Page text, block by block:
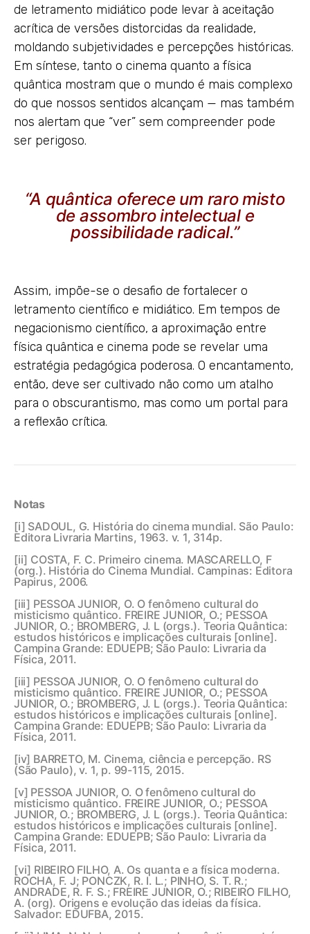
de letramento midiático pode levar à aceitação
acrítica de versões distorcidas da realidade,
moldando subjetividades e percepções históricas.
Em síntese, tanto o cinema quanto a física
quântica mostram que o mundo é mais complexo
do que nossos sentidos alcançam — mas também
nos alertam que “ver” sem compreender pode
ser perigoso.
“A quântica oferece um raro misto
de assombro intelectual e
possibilidade radical.”
Assim, impõe-se o desafio de fortalecer o
letramento científico e midiático. Em tempos de
negacionismo científico, a aproximação entre
física quântica e cinema pode se revelar uma
estratégia pedagógica poderosa. O encantamento,
então, deve ser cultivado não como um atalho
para o obscurantismo, mas como um portal para
a reflexão crítica.
Notas
[i] SADOUL, G. História do cinema mundial. São Paulo:
Editora Livraria Martins, 1963. v. 1, 314p.
[ii] COSTA, F. C. Primeiro cinema. MASCARELLO, F
(org.). História do Cinema Mundial. Campinas: Editora
Papirus, 2006.
[iii] PESSOA JUNIOR, O. O fenômeno cultural do
misticismo quântico. FREIRE JUNIOR, O.; PESSOA
JUNIOR, O.; BROMBERG, J. L (orgs.). Teoria Quântica:
estudos históricos e implicações culturais [online].
Campina Grande: EDUEPB; São Paulo: Livraria da
Física, 2011.
[iii] PESSOA JUNIOR, O. O fenômeno cultural do
misticismo quântico. FREIRE JUNIOR, O.; PESSOA
JUNIOR, O.; BROMBERG, J. L (orgs.). Teoria Quântica:
estudos históricos e implicações culturais [online].
Campina Grande: EDUEPB; São Paulo: Livraria da
Física, 2011.
[iv] BARRETO, M. Cinema, ciência e percepção. RS
(São Paulo), v. 1, p. 99-115, 2015.
[v] PESSOA JUNIOR, O. O fenômeno cultural do
misticismo quântico. FREIRE JUNIOR, O.; PESSOA
JUNIOR, O.; BROMBERG, J. L (orgs.). Teoria Quântica:
estudos históricos e implicações culturais [online].
Campina Grande: EDUEPB; São Paulo: Livraria da
Física, 2011.
[vi] RIBEIRO FILHO, A. Os quanta e a física moderna.
ROCHA, F. J; PONCZK, R. I. L.; PINHO, S. T. R.;
ANDRADE, R. F. S.; FREIRE JUNIOR, O.; RIBEIRO FILHO,
A. (org). Origens e evolução das ideias da física.
Salvador: EDUFBA, 2015.